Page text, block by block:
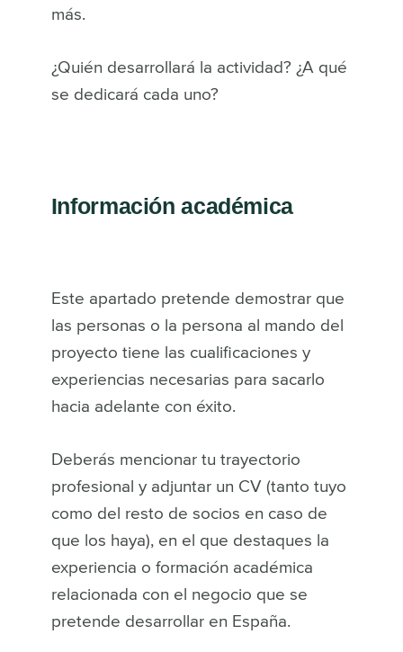
más.
¿Quién desarrollará la actividad? ¿A qué
se dedicará cada uno?
Información académica
Este apartado pretende demostrar que
las personas o la persona al mando del
proyecto tiene las cualificaciones y
experiencias necesarias para sacarlo
hacia adelante con éxito.
Deberás mencionar tu trayectorio
profesional y adjuntar un CV (tanto tuyo
como del resto de socios en caso de
que los haya), en el que destaques la
experiencia o formación académica
relacionada con el negocio que se
pretende desarrollar en España.